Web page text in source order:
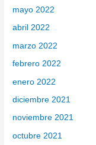
mayo 2022
abril 2022
marzo 2022
febrero 2022
enero 2022
diciembre 2021
noviembre 2021
octubre 2021